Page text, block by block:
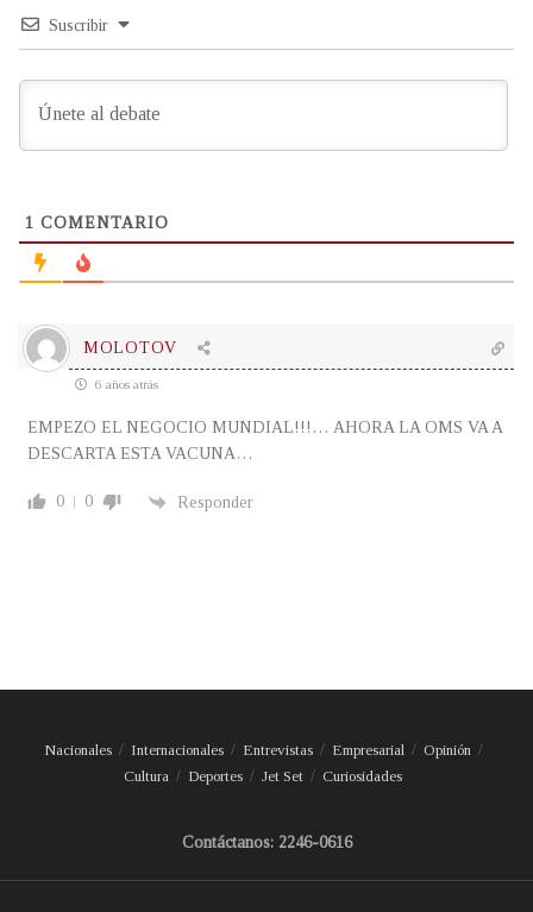
Suscribir
1 COMENTARIO
MOLOTOV
6 años atrás
EMPEZO EL NEGOCIO MUNDIAL!!!… AHORA LA OMS VA A
DESCARTA ESTA VACUNA…
0 0 Responder
Nacionales Internacionales Entrevistas Empresarial
Opinión
Cultura
Deportes Jet Set Curiosidades
Contáctanos: 2246-0616